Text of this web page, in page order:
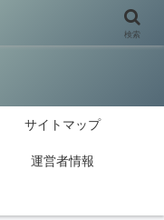
サイトマップ
運営者情報
検索